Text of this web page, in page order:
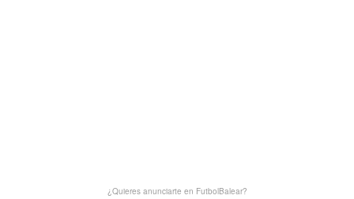
¿Quieres anunciarte en FutbolBalear?